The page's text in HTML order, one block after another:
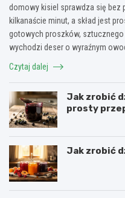
domowy kisiel sprawdza się bez
kilkanaście minut, a skład jest
gotowych proszków,
wychodzi deser o wyraźnym
Czytaj dalej
Jak zrobić
prosty
Jak zrobić